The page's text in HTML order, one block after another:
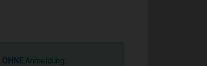
OHNE Anmeldung.